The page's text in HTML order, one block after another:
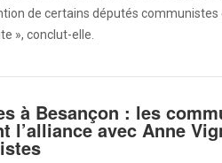
de certains députés communistes
», conclut-elle.
à Besançon : les
l’alliance avec Anne